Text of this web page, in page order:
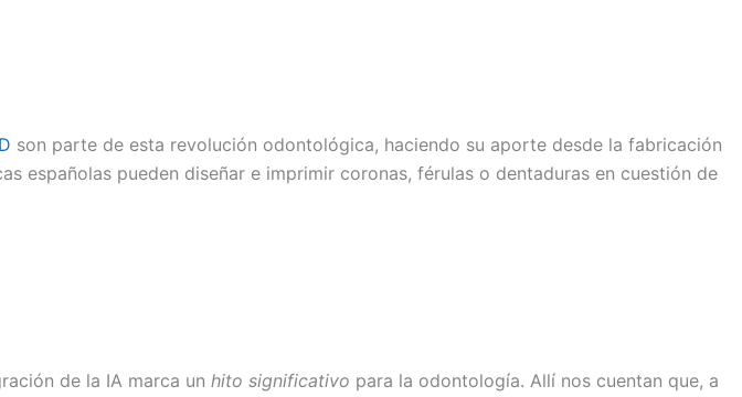
son parte de esta revolución odontológica, haciendo su aporte desde la fabricación
españolas pueden diseñar e imprimir coronas, férulas o dentaduras en cuestión de
de la IA marca un hito significativo para la odontología. Allí nos cuentan que, a